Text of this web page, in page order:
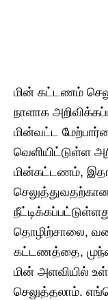
மின் கட்டணம்
நாளாக
மின்வட்ட
வெளியிட்டுள்ள
மின்கட்டணம்,
தொழிற்சாலை,
கட்டணத்தை,
மின் அளவியில்
செலுத்தலாம்.